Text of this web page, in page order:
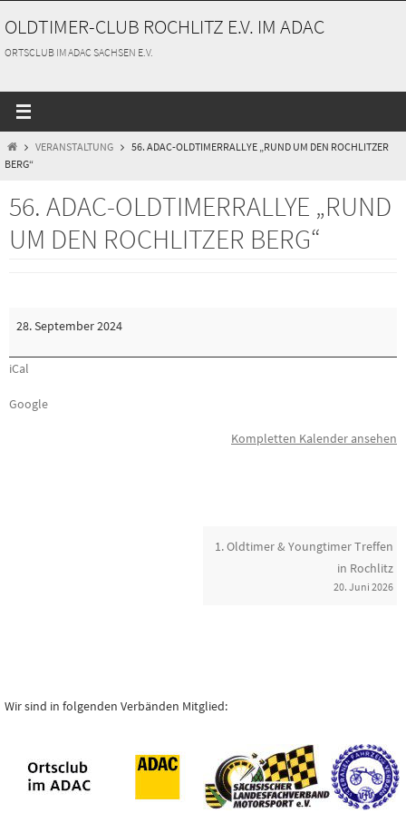
Inhalt
springen
OLDTIMER-CLUB ROCHLITZ E.V. IM ADAC
ORTSCLUB IM ADAC SACHSEN E.V.
STARTVERANSTALTUNG
56. ADAC-OLDTIMERRALLYE „RUND UM DEN ROCHLITZER
BERG“
56. ADAC-OLDTIMERRALLYE „RUND
UM DEN ROCHLITZER BERG“
Oldtimerrallye
um
28. September 2024
iCal
Google
Kompletten Kalender ansehen
1. Oldtimer & Youngtimer Treffen
in Rochlitz
20. Juni 2026
Wir sind in folgenden Verbänden Mitglied: